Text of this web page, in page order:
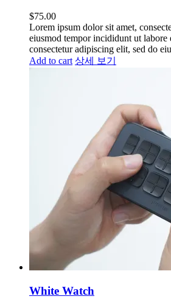
$75.00
Lorem ipsum dolor sit amet,
eiusmod tempor incididunt ut labore
consectetur adipiscing elit, sed do
Add to cart 상세 보기
White Watch